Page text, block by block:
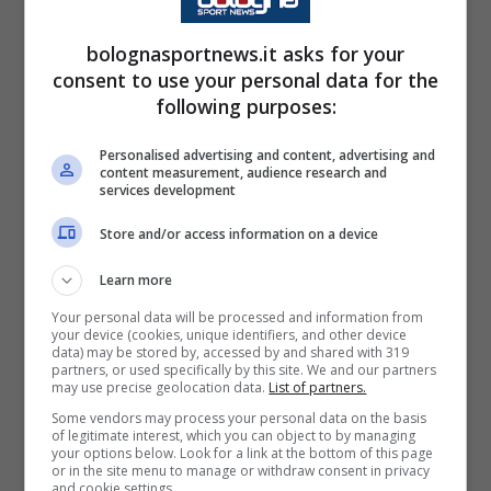
guardare al nono, poi all’ottavo posto. Oggi la
metà classifica rispecchia il valore della
rosa”.
Sugli attacchi al Bologna per l’esonero di
Mihajlovic: “Mi sorprende, ma credo che a
Bologna ci sia tale maturità e senso di civiltà
da far sì che vengano assorbiti presto. Tante
delle persone che conosco hanno le mie
stesse sensazioni: sul piano del sentimento
l’esonero di Sinisa è stato doloroso, mi ha
fatto stare male, ma il sentimento non ha
nulla a che fare con la gestione di un club”.
bolognasportnews.it asks for your
consent to use your personal data for the
following purposes:
Personalised advertising and content, advertising and
content measurement, audience research and
services development
Store and/or access information on a device
Learn more
Your personal data will be processed and information from
your device (cookies, unique identifiers, and other device
data) may be stored by, accessed by and shared with 319
partners, or used specifically by this site. We and our partners
may use precise geolocation data. List of partners.
Some vendors may process your personal data on the basis
of legitimate interest, which you can object to by managing
your options below. Look for a link at the bottom of this page
or in the site menu to manage or withdraw consent in privacy